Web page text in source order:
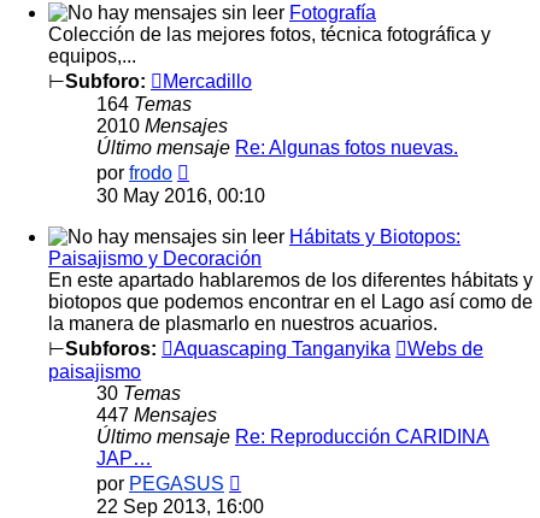
Fotografía
Colección de las mejores fotos, técnica fotográfica y
equipos,...
⊢Subforo:
Mercadillo
164 Temas
2010 Mensajes
Último mensaje Re: Algunas fotos nuevas.
por frodo
último
mensaje
30 May 2016, 00:10
Hábitats y Biotopos:
Paisajismo y Decoración
En este apartado hablaremos de los diferentes hábitats y
biotopos que podemos encontrar en el Lago así como de
la manera de plasmarlo en nuestros acuarios.
⊢Subforos: Aquascaping Tanganyika
Webs de
paisajismo
30 Temas
447 Mensajes
Último mensaje Re: Reproducción CARIDINA
JAP…
por PEGASUS
último
22 Sep 2013, 16:00